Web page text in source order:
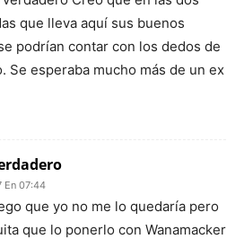
que lleva aquí sus buenos
podrían contar con los dedos de
Se esperaba mucho más de un ex
En 07:44
que yo no me lo quedaría pero
que lo ponerlo con Wanamacker